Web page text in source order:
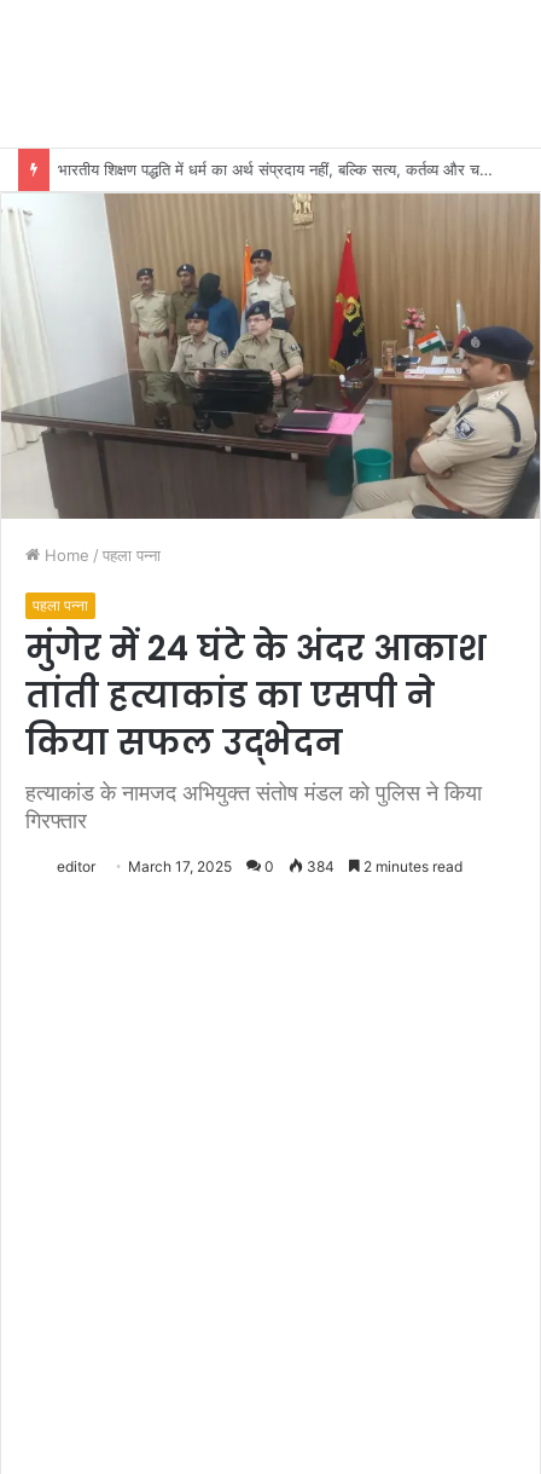
भारतीय शिक्षण पद्धति में धर्म का अर्थ संप्रदाय नहीं, बल्कि सत्य, कर्तव्य और चरित्र निर्माण है: विजय प्रकाश
Home / पहला पन्ना
पहला पन्ना
मुंगेर में 24 घंटे के अंदर आकाश
तांती हत्याकांड का एसपी ने
किया सफल उद्भेदन
हत्याकांड के नामजद अभियुक्त संतोष मंडल को पुलिस ने किया
गिरफ्तार
editor March 17, 2025 0 384 2 minutes read